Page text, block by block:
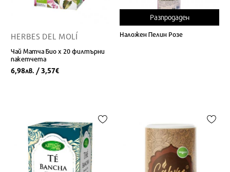
HERBES DEL MOLÍ
Чай Матча Био x 20 филтърни
пакетчета
6,98лв. / 3,57€
Разпродаден
Наложен Пелин Розе